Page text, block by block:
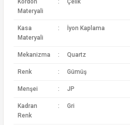
Kordon
Materyali
: Çelik
Kasa
Materyali
: İyon Kaplama
Mekanizma : Quartz
Renk : Gümüş
Menşei : JP
Kadran
Renk
: Gri